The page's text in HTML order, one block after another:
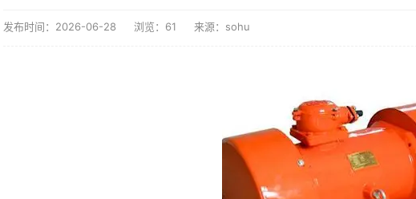
发布时间：2026-06-28 浏览：61 来源：sohu